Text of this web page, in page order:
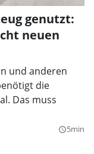
genutzt:
neuen
und anderen
die
Das muss
query_builder5min